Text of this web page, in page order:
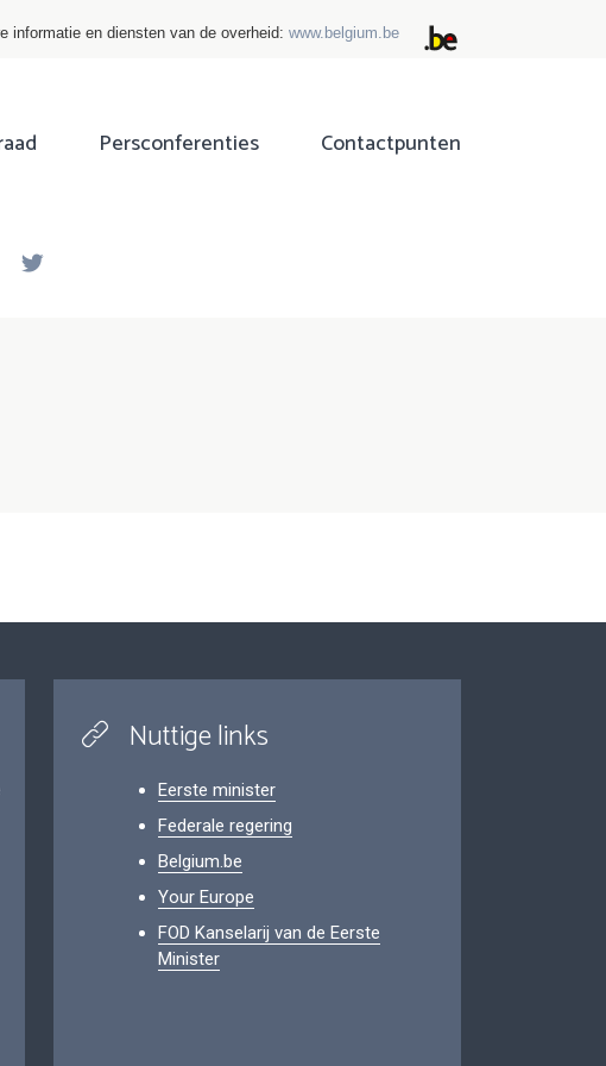
informatie en diensten van de overheid: www.belgium.be
Persconferenties Contactpunten
Facebook
Nuttige links
Eerste minister
Federale regering
Belgium.be
Your Europe
FOD Kanselarij van de Eerste
Minister